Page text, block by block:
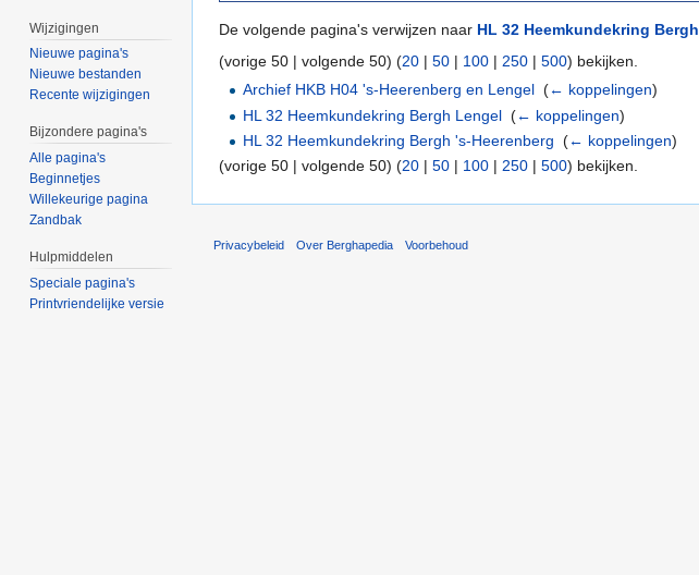
De volgende pagina's verwijzen naar HL 32 Heemkundekring Bergh
(vorige 50 | volgende 50) (20 | 50 | 100 | 250 | 500) bekijken.
Archief HKB H04 's-Heerenberg en Lengel ‎(← koppelingen)
HL 32 Heemkundekring Bergh Lengel ‎(← koppelingen)
HL 32 Heemkundekring Bergh 's-Heerenberg ‎(← koppelingen)
(vorige 50 | volgende 50) (20 | 50 | 100 | 250 | 500) bekijken.
Wijzigingen
Nieuwe pagina's
Nieuwe bestanden
Recente wijzigingen
Bijzondere pagina's
Alle pagina's
Beginnetjes
Willekeurige pagina
Zandbak
Hulpmiddelen
Speciale pagina's
Printvriendelijke versie
Privacybeleid Over Berghapedia Voorbehoud